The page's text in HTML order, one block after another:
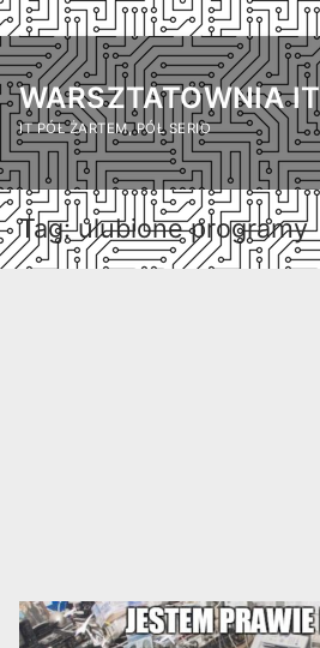
Przejdź
do
treści
WARSZTATOWNIA IT
IT PÓŁ ŻARTEM, PÓŁ SERIO
Tag:ulubione programy